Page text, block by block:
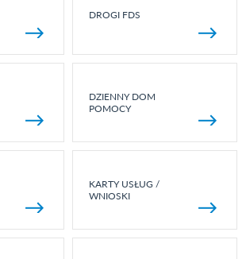
DROGI FDS
DZIENNY DOM
POMOCY
KARTY USŁUG /
WNIOSKI